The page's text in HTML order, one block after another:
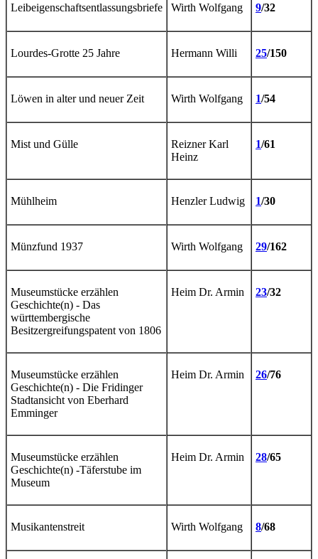
Leibeigenschaftsentlassungsbriefe Wirth Wolfgang 9/32
Lourdes-Grotte 25 Jahre Hermann Willi 25/150
Löwen in alter und neuer Zeit Wirth Wolfgang 1/54
Mist und Gülle
Reizner Karl
Heinz
1/61
Mühlheim Henzler Ludwig 1/30
Münzfund 1937 Wirth Wolfgang 29/162
Museumstücke erzählen
Geschichte(n) - Das
württembergische
Besitzergreifungspatent von 1806
Heim Dr. Armin 23/32
Museumstücke erzählen
Geschichte(n) - Die Fridinger
Stadtansicht von Eberhard
Emminger
Heim Dr. Armin 26/76
Museumstücke erzählen
Geschichte(n) -Täferstube im
Museum
Heim Dr. Armin 28/65
Musikantenstreit Wirth Wolfgang 8/68